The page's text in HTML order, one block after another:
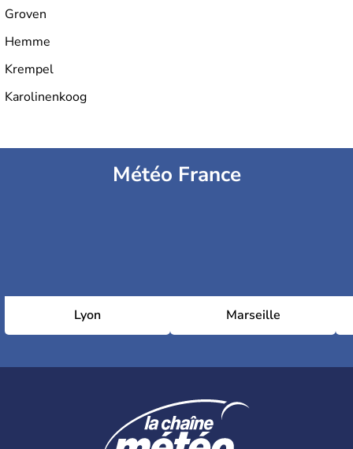
Groven
Hemme
Krempel
Karolinenkoog
Météo France
Lyon Marseille